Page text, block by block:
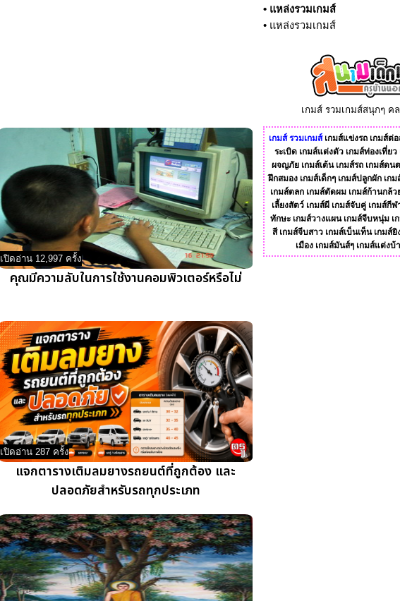
เปิดอ่าน 12,997 ครั้ง
คุณมีความลับในการใช้งานคอมพิวเตอร์หรือไม่
เปิดอ่าน 287 ครั้ง
แจกตารางเติมลมยางรถยนต์ที่ถูกต้อง และ
ปลอดภัยสำหรับรถทุกประเภท
• แหล่งรวมเกมส์
• แหล่งรวมเกมส์
เกมส์ รวมเกมส์สนุกๆ ค
เกมส์ รวมเกมส์ เกมส์แข่งรถ เกมส์ต่อ
ระเบิด เกมส์แต่งตัว เกมส์ท่องเที่ยว
ผจญภัย เกมส์เต้น เกมส์รถ เกมส์ดน
ฝึกสมอง เกมส์เด็กๆ เกมส์ปลูกผัก เก
เกมส์ตลก เกมส์ตัดผม เกมส์ก้านกล้ว
เลี้ยงสัตว์ เกมส์ผี เกมส์จับคู่ เกมส์กีฬ
ทักษะ เกมส์วางแผน เกมส์จีบหนุ่ม เ
สี เกมส์จีบสาว เกมส์เบ็นเท็น เกมส์ยิ
เมือง เกมส์มันส์ๆ เกมส์แต่งบ้